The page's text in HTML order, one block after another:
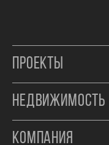
ПРОЕКТЫ
НЕДВИЖИМОСТЬ
КОМПАНИЯ